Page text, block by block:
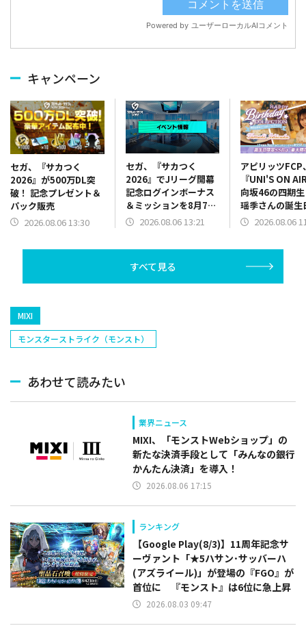
キャンペーン
セガ、『サカつく
2026』が500万DL突
破！ 記念プレゼント＆
パック販売
2026.08.06 13:30
セガ、『サカつく
2026』でJリーグ開幕
記念ログインボーナス
＆ミッションを8月7日
13時より開催
2026.08.06 13:21
アピリッツFCP
『UNI'S ON
向坂46の四期
瑶季さんの誕生
念した「誕生日
2026.08.06
すべて見る
MIXI
モンスターストライク（モンスト）
あわせて読みたい
業界ニュース
MIXI、「モンストWebショップ」の
新たな決済手段として「みんなの銀行
かんたん決済」を導入！
2026.08.06 17:15
ランキング
【Google Play(8/3)】11周年記念サ
ーヴァント「★5ハサン･サッバーハ
(アズライール)」が登場の『FGO』が
首位に 『モンスト』は6位に急上昇
2026.08.03 09:47